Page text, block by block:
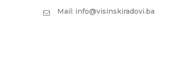
Mail: info@visinskiradovi.ba